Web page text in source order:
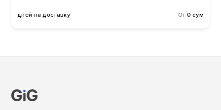
дней на доставку От 0 сум